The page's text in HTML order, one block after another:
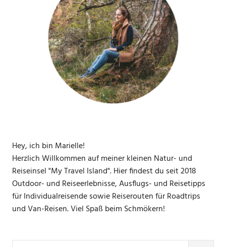
Hey, ich bin Marielle!
Herzlich Willkommen auf meiner kleinen Natur- und
Reiseinsel "My Travel Island". Hier findest du seit 2018
Outdoor- und Reiseerlebnisse, Ausflugs- und Reisetipps
für Individualreisende sowie Reiserouten für Roadtrips
und Van-Reisen. Viel Spaß beim Schmökern!